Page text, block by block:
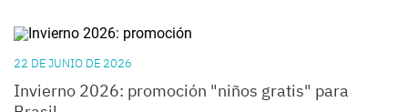
22 DE JUNIO DE 2026
Invierno 2026: promoción "niños gratis" para